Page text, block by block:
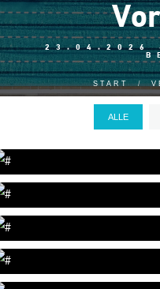
23.04.2026
START
ALLE